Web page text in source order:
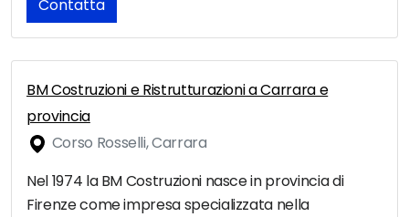
Contatta
BM Costruzioni e Ristrutturazioni a Carrara e
provincia
Corso Rosselli, Carrara
Nel 1974 la BM Costruzioni nasce in provincia di
Firenze come impresa specializzata nella